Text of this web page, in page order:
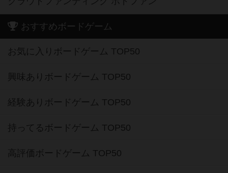
おすすめボードゲーム
お気に入りボードゲーム TOP50
興味ありボードゲーム TOP50
経験ありボードゲーム TOP50
持ってるボードゲーム TOP50
高評価ボードゲーム TOP50